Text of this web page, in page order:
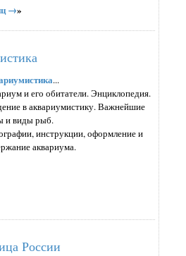
→»
...
и его обитатели. Энциклопедия.
в аквариумистику. Важнейшие
и виды рыб.
инструкции, оформление и
аквариума.
России